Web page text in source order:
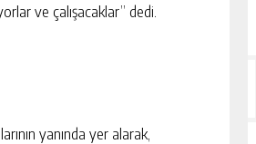
ve çalışacaklar” dedi.
yanında yer alarak,